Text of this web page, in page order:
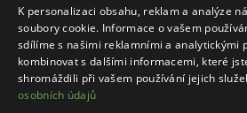
Rady
K personalizaci obsahu, reklam a analýze
soubory cookie. Informace o vašem
sdílíme s našimi reklamními a analytickými
kombinovat s dalšími informacemi, které
shromáždili při vašem používání jejich
osobních údajů